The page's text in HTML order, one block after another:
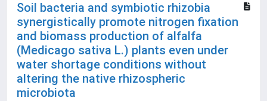
Soil bacteria and symbiotic rhizobia
synergistically promote nitrogen fixation
and biomass production of alfalfa
(Medicago sativa L.) plants even under
water shortage conditions without
altering the native rhizospheric
microbiota